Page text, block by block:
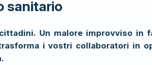
sanitario
Un malore improvviso in
i vostri collaboratori in